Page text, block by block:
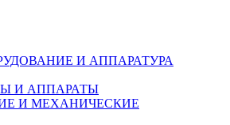
И АППАРАТУРА
И АППАРАТЫ
И МЕХАНИЧЕСКИЕ